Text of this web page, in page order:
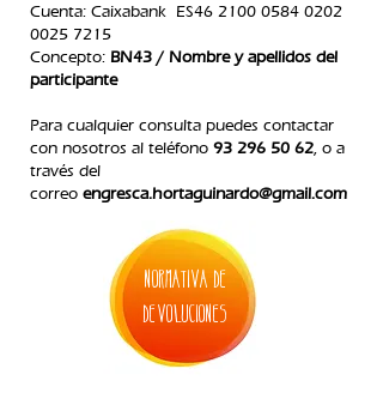
Cuenta: Caixabank ES46 2100 0584 0202
0025 7215
Concepto: BN43 / Nombre y apellidos del
participante
Para cualquier consulta puedes contactar
con nosotros al teléfono 93 296 50 62, o a
través del
correo engresca.hortaguinardo@gmail.com
normativa de
devoluciones